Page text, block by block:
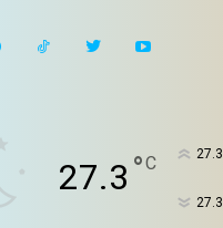
27.3 °C 27.3
27.3